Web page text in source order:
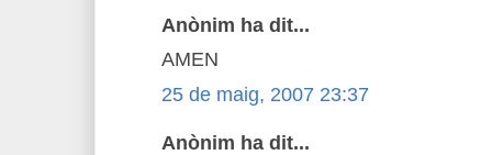
Anònim ha dit...
AMEN
25 de maig, 2007 23:37
Anònim ha dit...